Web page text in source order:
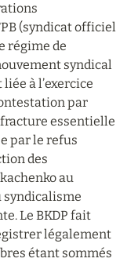
(syndicat officiel
régime de
syndical
à l’exercice
par
essentielle
par le refus
des
au
syndicalisme
Le BKDP fait
légalement
étant sommés